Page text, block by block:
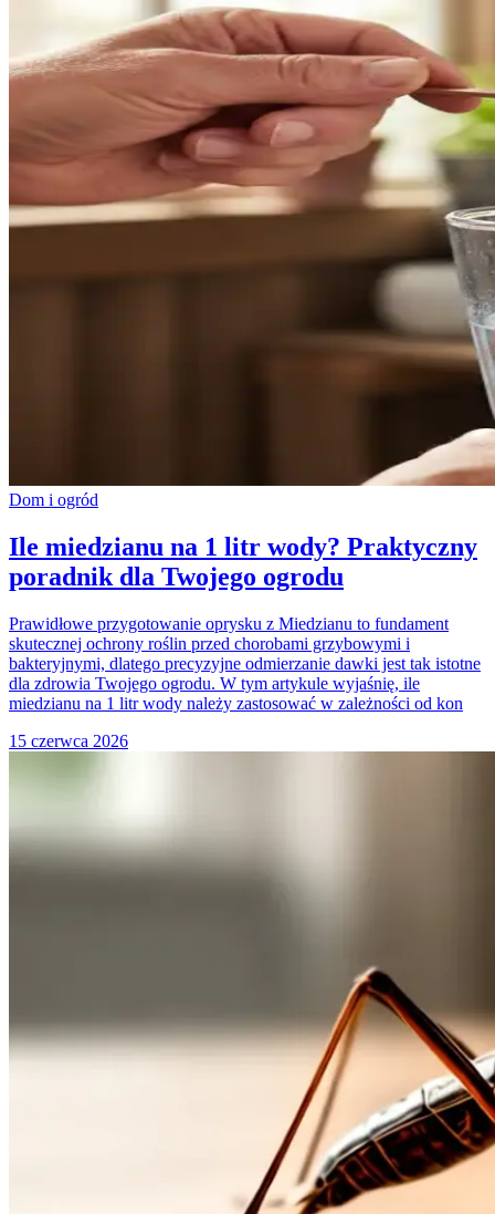
Dom i ogród
Ile miedzianu na 1 litr wody? Praktyczny
poradnik dla Twojego ogrodu
Prawidłowe przygotowanie oprysku z Miedzianu to fundament
skutecznej ochrony roślin przed chorobami grzybowymi i
bakteryjnymi, dlatego precyzyjne odmierzanie dawki jest tak istotne
dla zdrowia Twojego ogrodu. W tym artykule wyjaśnię, ile
miedzianu na 1 litr wody należy zastosować w zależności od kon
15 czerwca 2026